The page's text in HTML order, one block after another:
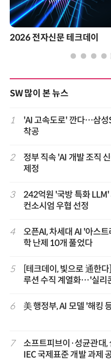
2026 전자신문 테크데이
SW 많이 본 뉴스
1
'AI 고속도로' 깐다…삼성
착공
2
정부 직속 'AI 개발 조직
제정
3
242억원 '국방 특화
컨소시엄 우협 선정
4
오픈AI, 차세대 AI '아스
학 난제 10개 풀었다
5
[테크데이, 빛으로 通한
루션 수직 계열화…'실리
6 美 행정부, AI 모델 '해킹
7
소프트피브이·성균관대,
IEC 국제표준 개발 과제